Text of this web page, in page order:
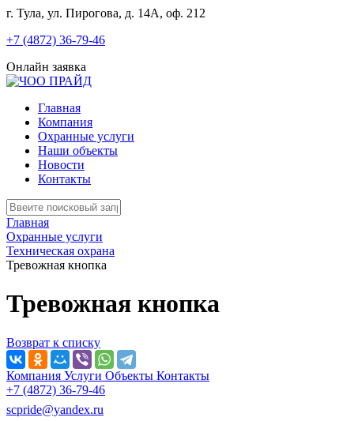
г. Тула, ул. Пирогова, д. 14А, оф. 212
+7 (4872) 36-79-46
Онлайн заявка
Главная
Компания
Охранные услуги
Наши объекты
Новости
Контакты
Главная
Охранные услуги
Техническая охрана
Тревожная кнопка
Тревожная кнопка
Возврат к списку
Компания Услуги Объекты Контакты
+7 (4872) 36-79-46
scpride@yandex.ru